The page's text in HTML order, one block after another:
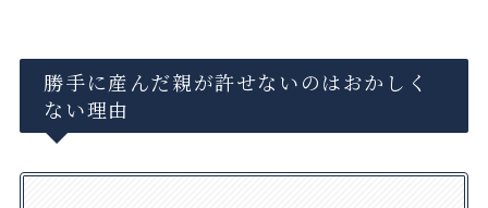
勝手に産んだ親が許せないのはおかしく
ない理由